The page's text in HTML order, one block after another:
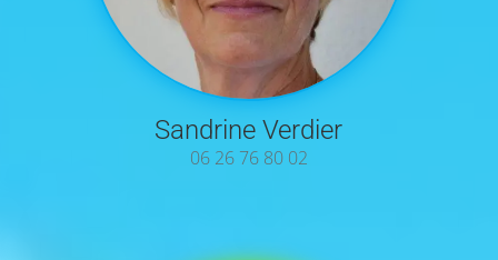
Sandrine Verdier
06 26 76 80 02